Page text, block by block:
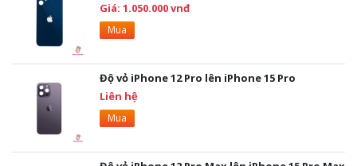
Giá: 1.050.000 vnđ
Mua
Độ vỏ iPhone 12 Pro lên iPhone 15 Pro
Liên hệ
Mua